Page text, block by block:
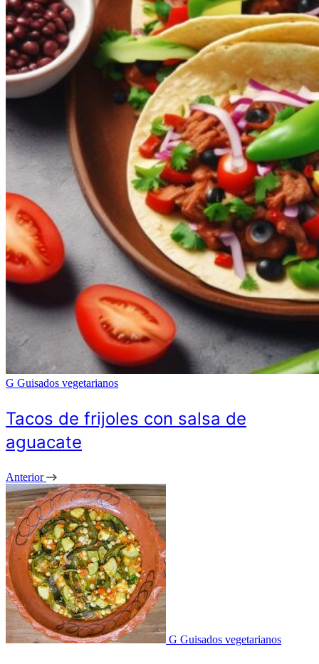
G Guisados vegetarianos
Tacos de frijoles con salsa de
aguacate
Anterior
G Guisados vegetarianos